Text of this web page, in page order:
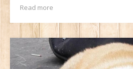
Read more